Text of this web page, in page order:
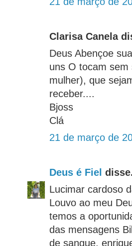
Clarisa Canela
Deus Abençoe
uns O tocam
mulher), que
receber....
Bjoss
Clá
21 de março de
Deus é Fiel
Lucimar cardoso
Louvo ao meu
temos a
das mensagens
de sangue,